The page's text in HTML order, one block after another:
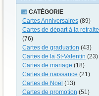
CATÉGORIE
Cartes Anniversaires (89)
Cartes de départ à la retraite
(76)
Cartes de graduation (43)
Cartes de la St-Valentin (23)
Cartes de mariage (18)
Cartes de naissance (21)
Cartes de Noël (13)
Cartes de promotion (51)